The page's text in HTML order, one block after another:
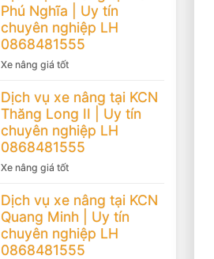
Phú Nghĩa | Uy tín
chuyên nghiệp LH
0868481555
Xe nâng giá tốt
Dịch vụ xe nâng tại KCN
Thăng Long II | Uy tín
chuyên nghiệp LH
0868481555
Xe nâng giá tốt
Dịch vụ xe nâng tại KCN
Quang Minh | Uy tín
chuyên nghiệp LH
0868481555